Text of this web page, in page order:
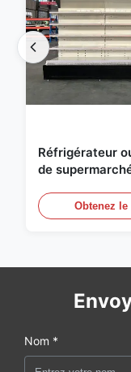
Réfrigérateur
de
LED
Obtenez
Nom *